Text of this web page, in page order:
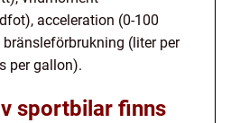
acceleration (0-100
(liter per
per gallon).
sportbilar finns